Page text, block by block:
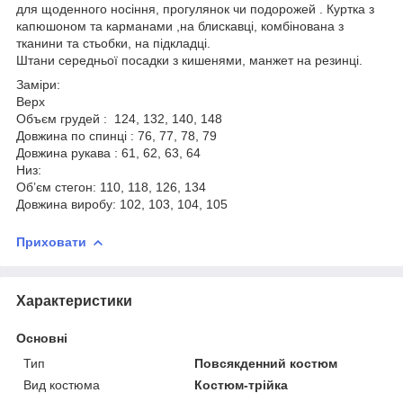
для щоденного носіння, прогулянок чи подорожей . Куртка з
капюшоном та карманами ,на блискавці, комбінована з
тканини та стьобки, на підкладці.
Штани середньої посадки з кишенями, манжет на резинці.
Заміри:
Верх
Объєм грудей : 124, 132, 140, 148
Довжина по спинці : 76, 77, 78, 79
Довжина рукава : 61, 62, 63, 64
Низ:
Обʼєм стегон: 110, 118, 126, 134
Довжина виробу: 102, 103, 104, 105
Приховати
Характеристики
Основні
Тип
Повсякденний костюм
Вид костюма
Костюм-трійка